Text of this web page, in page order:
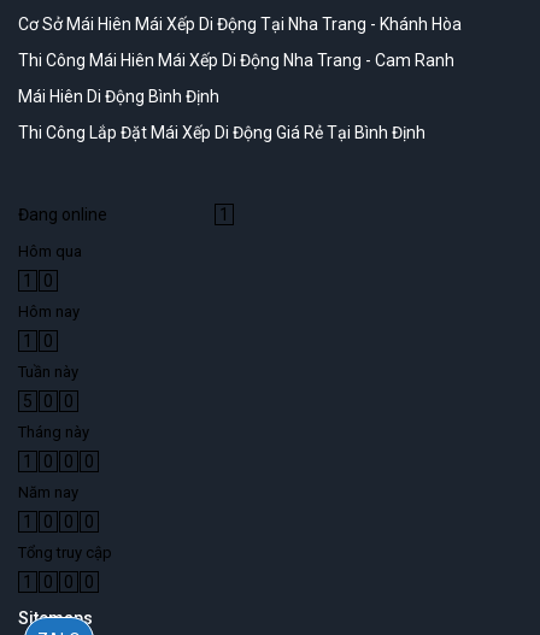
Cơ Sở Mái Hiên Mái Xếp Di Động Tại Nha Trang - Khánh Hòa
Thi Công Mái Hiên Mái Xếp Di Động Nha Trang - Cam Ranh
Mái Hiên Di Động Bình Định
Thi Công Lắp Đặt Mái Xếp Di Động Giá Rẻ Tại Bình Định
Đang online 1
Hôm qua
1 0
Hôm nay
1 0
Tuần này
5 0 0
Tháng này
1 0 0 0
Năm nay
1 0 0 0
Tổng truy cập
1 0 0
0
Sitemaps